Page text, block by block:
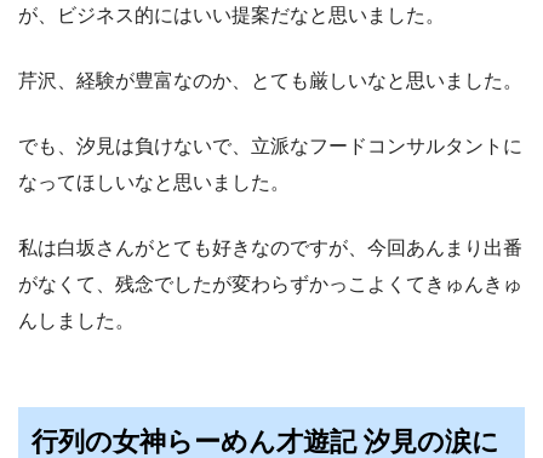
が、ビジネス的にはいい提案だなと思いました。
芹沢、経験が豊富なのか、とても厳しいなと思いました。
でも、汐見は負けないで、立派なフードコンサルタントに
なってほしいなと思いました。
私は白坂さんがとても好きなのですが、今回あんまり出番
がなくて、残念でしたが変わらずかっこよくてきゅんきゅ
んしました。
行列の女神らーめん才遊記 汐見の涙に